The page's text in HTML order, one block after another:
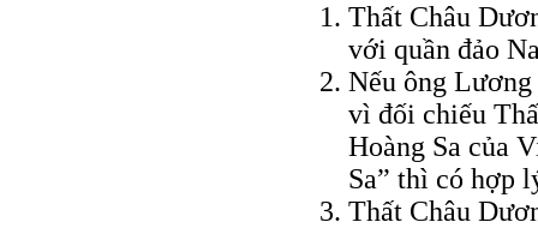
Thất Châu
với quần đảo
Nếu ông
vì đối chiếu
Hoàng Sa của
Sa” thì có hợp
Thất Châu